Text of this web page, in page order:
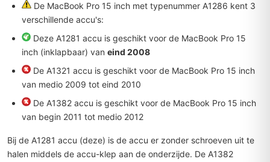
De MacBook Pro 15 inch met typenummer A1286 kent 3
verschillende accu's:
Deze A1281 accu is geschikt voor de MacBook Pro 15
inch (inklapbaar) van eind 2008
De A1321 accu is geschikt voor de MacBook Pro 15 inch
van medio 2009 tot eind 2010
De A1382 accu is geschikt voor de MacBook Pro 15 inch
van begin 2011 tot medio 2012
Bij de A1281 accu (deze) is de accu er zonder schroeven uit te
halen middels de accu-klep aan de onderzijde. De A1382